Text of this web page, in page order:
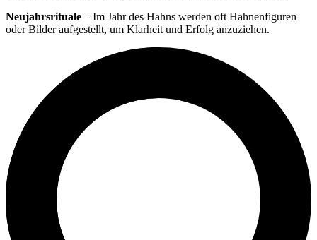
Neujahrsrituale – Im Jahr des Hahns werden oft Hahnenfiguren
oder Bilder aufgestellt, um Klarheit und Erfolg anzuziehen.